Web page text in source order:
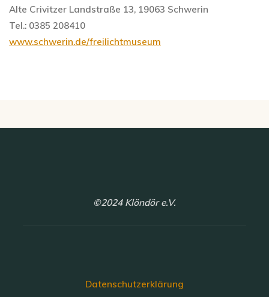
Alte Crivitzer Landstraße 13, 19063 Schwerin
Tel.: 0385 208410
www.schwerin.de/freilichtmuseum
©2024 Klöndör e.V.
Datenschutzerklärung